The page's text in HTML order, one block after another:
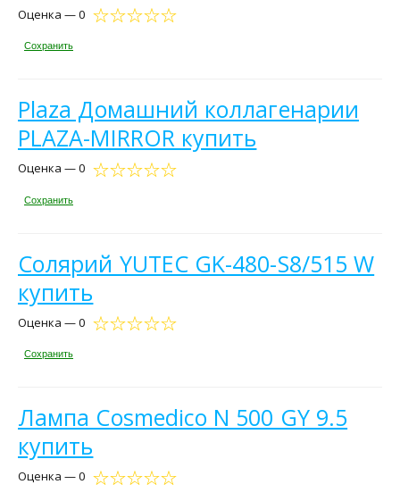
Оценка — 0
Сохранить
Plaza Домашний коллагенарии
PLAZA-MIRROR купить
Оценка — 0
Сохранить
Солярий YUTEC GK-480-S8/515 W
купить
Оценка — 0
Сохранить
Лампа Cosmedico N 500 GY 9.5
купить
Оценка — 0